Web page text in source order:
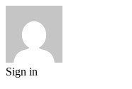
Sign in